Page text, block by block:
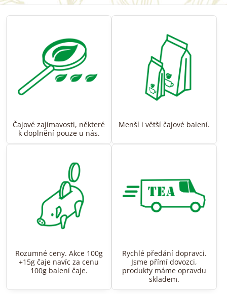
Čajové zajímavosti, některé
k doplnění pouze u nás.
Menší i větší čajové balení.
Rozumné ceny. Akce 100g
+15g čaje navíc za cenu
100g balení čaje.
Rychlé předání dopravci.
Jsme přímí dovozci,
produkty máme opravdu
skladem.